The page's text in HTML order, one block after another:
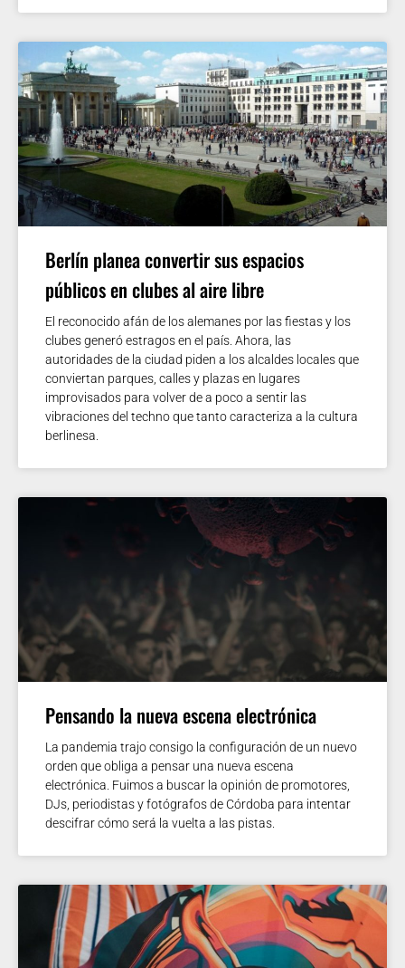
Berlín planea convertir sus espacios
públicos en clubes al aire libre
El reconocido afán de los alemanes por las fiestas y los
clubes generó estragos en el país. Ahora, las
autoridades de la ciudad piden a los alcaldes locales que
conviertan parques, calles y plazas en lugares
improvisados ​​para volver de a poco a sentir las
vibraciones del techno que tanto caracteriza a la cultura
berlinesa.
Pensando la nueva escena electrónica
La pandemia trajo consigo la configuración de un nuevo
orden que obliga a pensar una nueva escena
electrónica. Fuimos a buscar la opinión de promotores,
DJs, periodistas y fotógrafos de Córdoba para intentar
descifrar cómo será la vuelta a las pistas.